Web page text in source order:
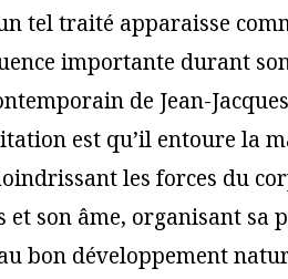
tel traité apparaisse
importante durant
de Jean-
est qu’il entoure la
les forces du
et son âme, organisant sa
bon développement